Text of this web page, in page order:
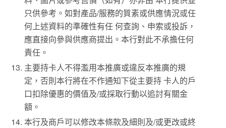
只供參考。如對產品/服務的質素或供應情況或任
何上述資料的準確性有任 何查詢、申索或投訴，
應直接向參與供應商提出。本行對此不承擔任何
責任。
主要持卡人不得濫用本推廣或違反本推廣的規
定，否則本行將在不作通知下從主要持 卡人的戶
口扣除優惠的價值及/或採取行動以追討有關金
額。
本行及商戶可以修改本條款及細則及/或更改或終